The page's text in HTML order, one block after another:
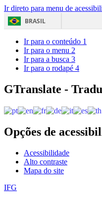
Ir direto para menu de
BRASIL
Ir para o conteúdo 1
Ir para o menu 2
Ir para a busca 3
Ir para o rodapé 4
GTranslate -
Opções de
Acessibilidade
Alto contraste
Mapa do site
IFG